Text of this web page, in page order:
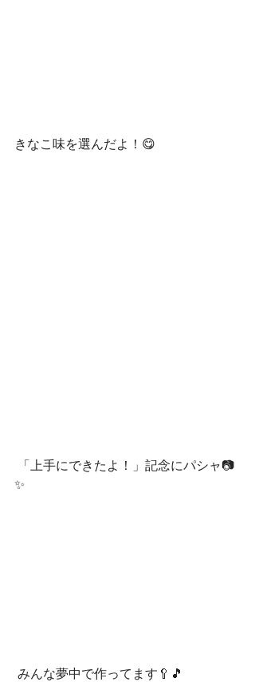
きなこ味を選んだよ！😋
✨
みんな夢中で作ってます🥄🎵